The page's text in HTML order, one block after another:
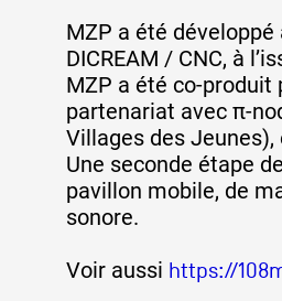
MZP a été développé
DICREAM / CNC, à
MZP a été co-produit
partenariat avec π-
Villages des Jeunes),
Une seconde étape
pavillon mobile, de
sonore.
Voir aussi https://